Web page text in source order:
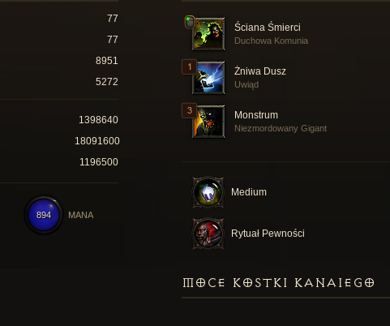
Ściana Śmierci
Duchowa Komunia
Żniwa Dusz
Uwiąd
Monstrum
Niezmordowany Gigant
Medium
Rytuał Pewności
77
77
8951
5272
1398640
18091600
1196500
894 MANA
MOCE KOSTKI KANAIEGO